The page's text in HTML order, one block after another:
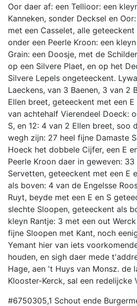
Oor daer af: een Tellioor: een
Kanneken, sonder Decksel en
met een Casselet, alle geteeckent
onder een Peerle Kroon: een
Grain: een Doosje, met de
op een Silvere Plaet, en op het
Silvere Lepels ongeteeckent.
Laeckens, van 3 Baenen, 3 van 2
Ellen breet, geteeckent met een E
van achtehalf Vierendeel Doeck:
S, en 12: 4 van 2 Ellen breet, soo
wegh zijn: 27 heel fijne Damaste
Hoeck het dobbele Cijfer, een E
Peerle Kroon daer in geweven:
Servetten, geteeckent met een E
als boven: 4 van de Engelsse
Ruyt, beyde met een E en S
slechte Sloopen, geteeckent als
kleyn Rantje: 3 met een out
fijne Sloopen met Kant, noch
Yemant hier van iets
houden, en sigh daer mede
Hage, aen 't Huys van Monsz. de
Klooster-Kerck, sal een redelijcke
#6750305,1 Schout ende